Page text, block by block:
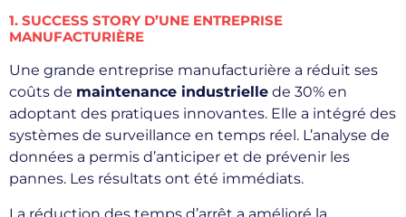
1. SUCCESS STORY D’UNE ENTREPRISE
MANUFACTURIÈRE
Une grande entreprise manufacturière a réduit ses
coûts de maintenance industrielle de 30% en
adoptant des pratiques innovantes. Elle a intégré des
systèmes de surveillance en temps réel. L’analyse de
données a permis d’anticiper et de prévenir les
pannes. Les résultats ont été immédiats.